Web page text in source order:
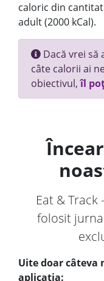
caloric din
adult (2000 kCal).
Dacă vrei să
câte calorii ai
obiectivul,îl
Eat &
folosit
Uite doar câteva
aplicația: